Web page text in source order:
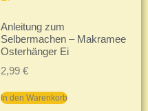
Anleitung zum
Selbermachen – Makramee
Osterhänger Ei
2,99 €
In den Warenkorb